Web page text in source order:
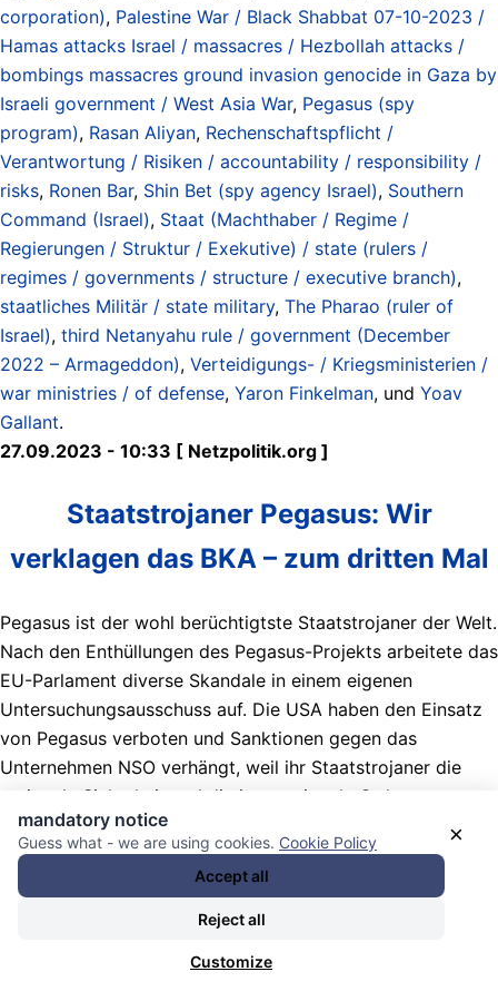
corporation), Palestine War / Black Shabbat 07-10-2023 /
Hamas attacks Israel / massacres / Hezbollah attacks /
bombings massacres ground invasion genocide in Gaza by
Israeli government / West Asia War, Pegasus (spy
program), Rasan Aliyan, Rechenschaftspflicht /
Verantwortung / Risiken / accountability / responsibility /
risks, Ronen Bar, Shin Bet (spy agency Israel), Southern
Command (Israel), Staat (Machthaber / Regime /
Regierungen / Struktur / Exekutive) / state (rulers /
regimes / governments / structure / executive branch),
staatliches Militär / state military, The Pharao (ruler of
Israel), third Netanyahu rule / government (December
2022 – Armageddon), Verteidigungs- / Kriegsministerien /
war ministries / of defense, Yaron Finkelman, und Yoav
Gallant.
27.09.2023 - 10:33 [ Netzpolitik.org ]
Staatstrojaner Pegasus: Wir
verklagen das BKA – zum dritten Mal
Pegasus ist der wohl berüchtigtste Staatstrojaner der Welt.
Nach den Enthüllungen des Pegasus-Projekts arbeitete das
EU-Parlament diverse Skandale in einem eigenen
Untersuchungsausschuss auf. Die USA haben den Einsatz
von Pegasus verboten und Sanktionen gegen das
Unternehmen NSO verhängt, weil ihr Staatstrojaner die
nationale Sicherheit und die internationale Ordnung
gefährdet. Deutschland belohnt NSO weiter mit
Steuergeld.
Nachrichten Kategorie:Kontrollmechanismen / control
. Nachrichten Schlagwörter:
/ Zivilklagen / Verfahren / Urteile / cases / charges /
×
mandatory notice
Guess what - we are using cookies. Cookie Policy
Accept all
Reject all
Customize